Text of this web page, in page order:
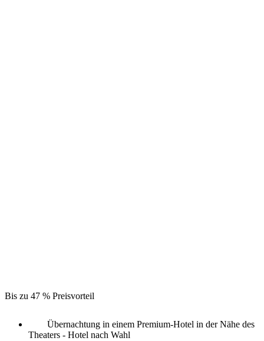
Bis zu 47 % Preisvorteil
Übernachtung in einem Premium-Hotel in der Nähe des
Theaters - Hotel nach Wahl